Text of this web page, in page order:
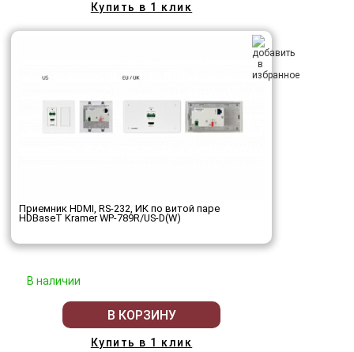
Купить в 1 клик
Приемник HDMI, RS-232, ИК по витой паре
HDBaseT Kramer WP-789R/US-D(W)
В наличии
В КОРЗИНУ
Купить в 1 клик